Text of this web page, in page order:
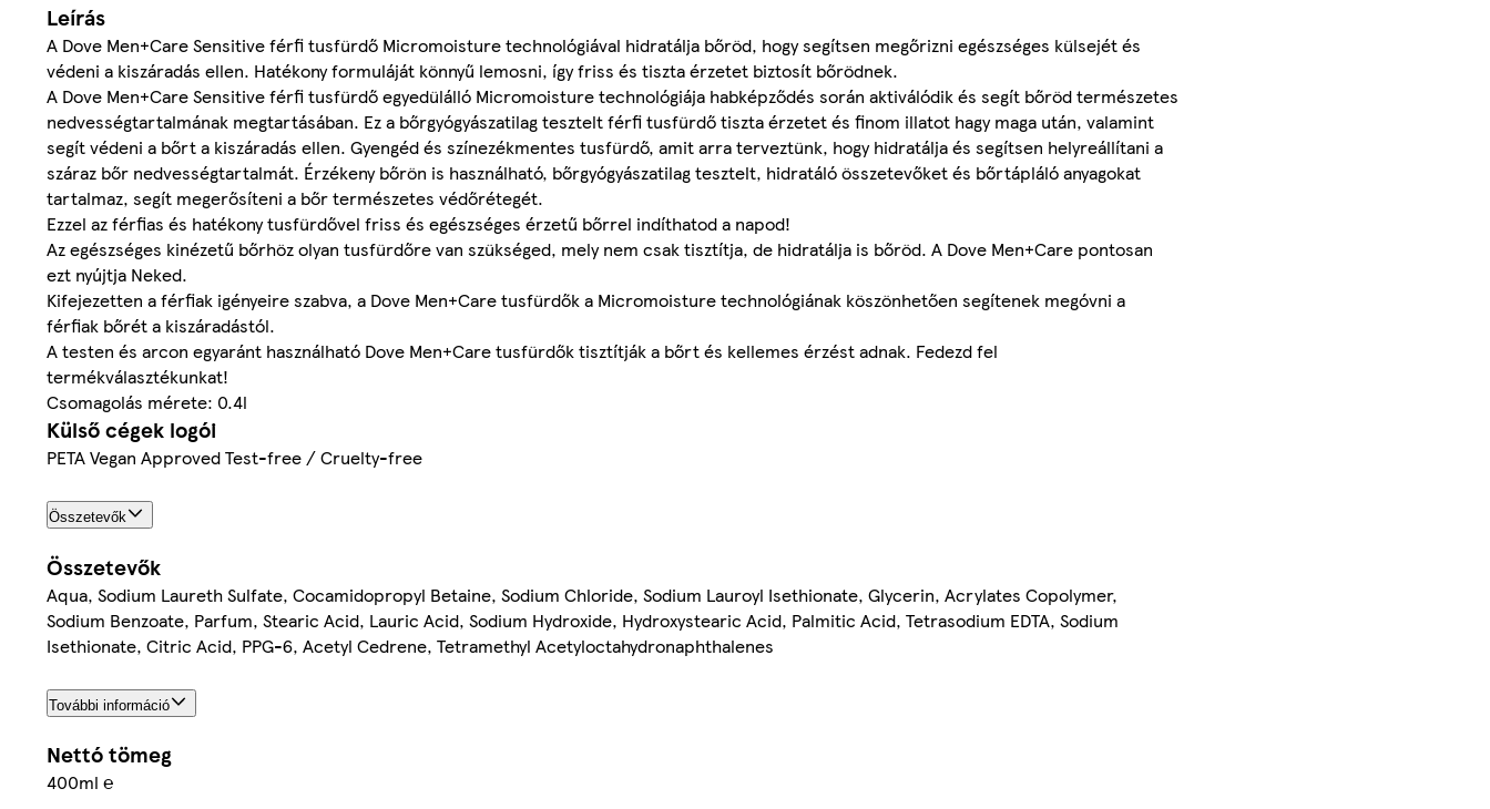
Leírás
A Dove Men+Care Sensitive férfi tusfürdő Micromoisture technológiával hidratálja bőröd, hogy segítsen megőrizni egészséges külsejét és
védeni a kiszáradás ellen. Hatékony formuláját könnyű lemosni, így friss és tiszta érzetet biztosít bőrödnek.
A Dove Men+Care Sensitive férfi tusfürdő egyedülálló Micromoisture technológiája habképződés során aktiválódik és segít bőröd természetes
nedvességtartalmának megtartásában. Ez a bőrgyógyászatilag tesztelt férfi tusfürdő tiszta érzetet és finom illatot hagy maga után, valamint
segít védeni a bőrt a kiszáradás ellen. Gyengéd és színezékmentes tusfürdő, amit arra terveztünk, hogy hidratálja és segítsen helyreállítani a
száraz bőr nedvességtartalmát. Érzékeny bőrön is használható, bőrgyógyászatilag tesztelt, hidratáló összetevőket és bőrtápláló anyagokat
tartalmaz, segít megerősíteni a bőr természetes védőrétegét.
Ezzel az férfias és hatékony tusfürdővel friss és egészséges érzetű bőrrel indíthatod a napod!
Az egészséges kinézetű bőrhöz olyan tusfürdőre van szükséged, mely nem csak tisztítja, de hidratálja is bőröd. A Dove Men+Care pontosan
ezt nyújtja Neked.
Kifejezetten a férfiak igényeire szabva, a Dove Men+Care tusfürdők a Micromoisture technológiának köszönhetően segítenek megóvni a
férfiak bőrét a kiszáradástól.
A testen és arcon egyaránt használható Dove Men+Care tusfürdők tisztítják a bőrt és kellemes érzést adnak. Fedezd fel
termékválasztékunkat!
Csomagolás mérete: 0.4l
Külső cégek logói
PETA Vegan Approved Test-free / Cruelty-free
Összetevők
Összetevők
Aqua, Sodium Laureth Sulfate, Cocamidopropyl Betaine, Sodium Chloride, Sodium Lauroyl Isethionate, Glycerin, Acrylates Copolymer,
Sodium Benzoate, Parfum, Stearic Acid, Lauric Acid, Sodium Hydroxide, Hydroxystearic Acid, Palmitic Acid, Tetrasodium EDTA, Sodium
Isethionate, Citric Acid, PPG-6, Acetyl Cedrene, Tetramethyl Acetyloctahydronaphthalenes
További információ
Nettó tömeg
400ml ℮